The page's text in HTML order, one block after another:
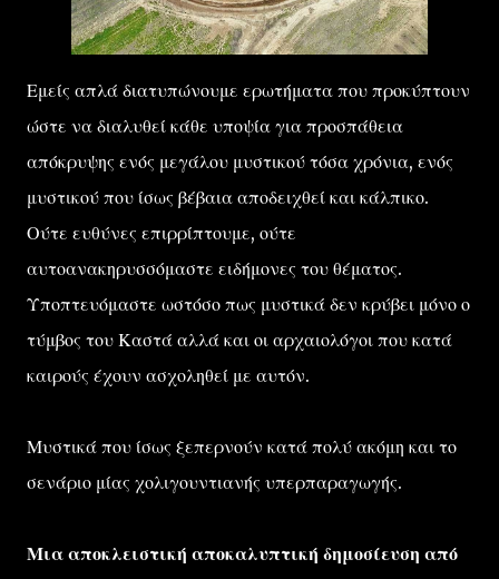
Εμείς απλά διατυπώνουμε ερωτήματα που προκύπτουν
ώστε να διαλυθεί κάθε υποψία για προσπάθεια
απόκρυψης ενός μεγάλου μυστικού τόσα χρόνια, ενός
μυστικού που ίσως βέβαια αποδειχθεί και κάλπικο.
Ούτε ευθύνες επιρρίπτουμε, ούτε
αυτοανακηρυσσόμαστε ειδήμονες του θέματος.
Υποπτευόμαστε ωστόσο πως μυστικά δεν κρύβει μόνο ο
τύμβος του Καστά αλλά και οι αρχαιολόγοι που κατά
καιρούς έχουν ασχοληθεί με αυτόν.
Μυστικά που ίσως ξεπερνούν κατά πολύ ακόμη και το
σενάριο μίας χολιγουντιανής υπερπαραγωγής.
Μια αποκλειστική αποκαλυπτική δημοσίευση από